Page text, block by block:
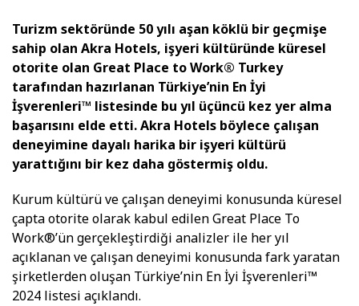
Turizm sektöründe 50 yılı aşan köklü bir geçmişe
sahip olan Akra Hotels, işyeri kültüründe küresel
otorite olan Great Place to Work® Turkey
tarafından hazırlanan Türkiye’nin En İyi
İşverenleri™ listesinde bu yıl üçüncü kez yer alma
başarısını elde etti. Akra Hotels böylece çalışan
deneyimine dayalı harika bir işyeri kültürü
yarattığını bir kez daha göstermiş oldu.
Kurum kültürü ve çalışan deneyimi konusunda küresel
çapta otorite olarak kabul edilen Great Place To
Work®’ün gerçekleştirdiği analizler ile her yıl
açıklanan ve çalışan deneyimi konusunda fark yaratan
şirketlerden oluşan Türkiye’nin En İyi İşverenleri™
2024 listesi açıklandı.